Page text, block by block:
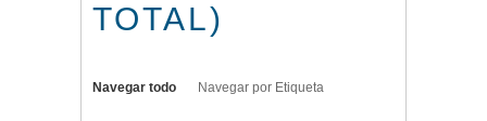
TOTAL)
Navegar todo Navegar por Etiqueta